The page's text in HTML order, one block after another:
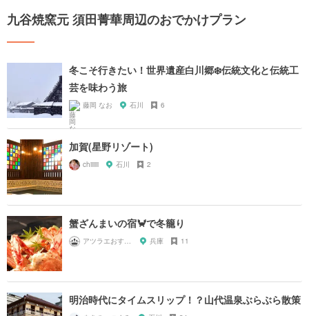
九谷焼窯元 須田菁華周辺のおでかけプラン
冬こそ行きたい！世界遺産白川郷❄️伝統文化と伝統工
芸を味わう旅
藤岡 なお 石川 6
加賀(星野リゾート)
chiiiiii 石川 2
蟹ざんまいの宿🦀で冬籠り
アツラエおすすめ旅プラン！ 兵庫 11
明治時代にタイムスリップ！？山代温泉ぶらぶら散策